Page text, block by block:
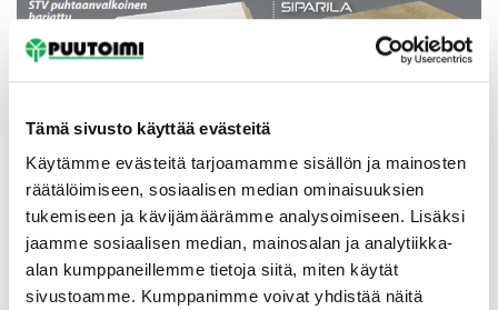
Tämä sivusto käyttää evästeitä
Käytämme evästeitä tarjoamamme sisällön ja mainosten
räätälöimiseen, sosiaalisen median ominaisuuksien
tukemiseen ja kävijämäärämme analysoimiseen. Lisäksi
jaamme sosiaalisen median, mainosalan ja analytiikka-
alan kumppaneillemme tietoja siitä, miten käytät
sivustoamme. Kumppanimme voivat yhdistää näitä